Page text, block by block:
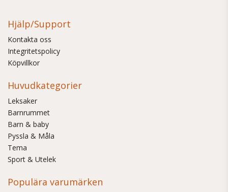
Hjälp/Support
Kontakta oss
Integritetspolicy
Köpvillkor
Huvudkategorier
Leksaker
Barnrummet
Barn & baby
Pyssla & Måla
Tema
Sport & Utelek
Populära varumärken